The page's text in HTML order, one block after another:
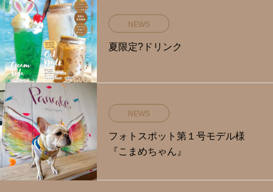
NEWS
夏限定?️ドリンク
NEWS
フォトスポット第１号モデル様
『こまめちゃん』